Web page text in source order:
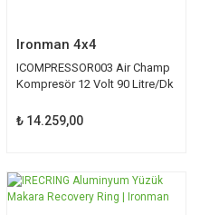
Ironman 4x4
ICOMPRESSOR003 Air Champ
Kompresör 12 Volt 90 Litre/Dk
₺ 14.259,00